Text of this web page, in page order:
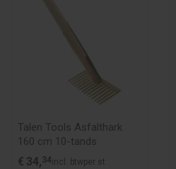
Talen Tools Asfalthark
160 cm 10-tands
€ 34, 34 incl. btwper st